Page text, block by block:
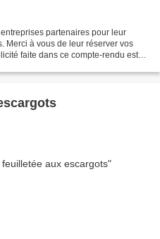
entreprises partenaires pour leur
Merci à vous de leur réserver vos
faite dans ce compte-rendu est